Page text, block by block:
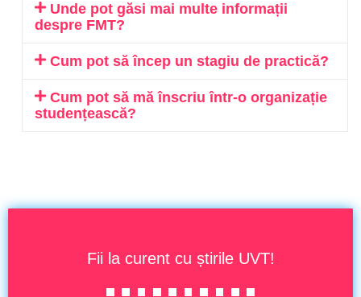
Unde pot găsi mai multe informații
despre FMT?
Cum pot să încep un stagiu de practică?
Cum pot să mă înscriu într-o organizație
studențească?
Fii la curent cu știrile UVT!